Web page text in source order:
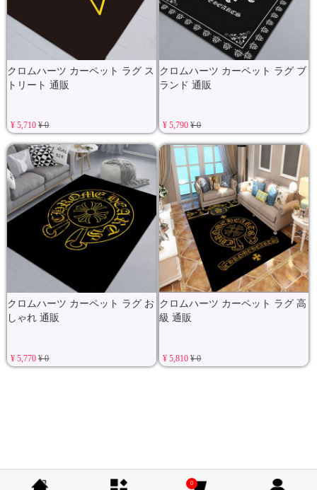
クロムハーツ カーペット ラグ ス
トリート 通販
¥ 5,710¥ 0
クロムハーツ カーペット ラグ ブ
ランド 通販
¥ 5,790¥ 0
クロムハーツ カーペット ラグ お
しゃれ 通販
¥ 5,770¥ 0
クロムハーツ カーペット ラグ 高
級 通販
¥ 5,810¥ 0
0